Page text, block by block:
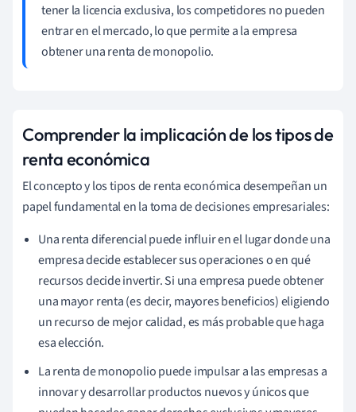
tener la licencia exclusiva, los competidores no pueden
entrar en el mercado, lo que permite a la empresa
obtener una renta de monopolio.
Comprender la implicación de los tipos de
renta económica
El concepto y los tipos de renta económica desempeñan un
papel fundamental en la toma de decisiones empresariales:
Una renta diferencial puede influir en el lugar donde una
empresa decide establecer sus operaciones o en qué
recursos decide invertir. Si una empresa puede obtener
una mayor renta (es decir, mayores beneficios) eligiendo
un recurso de mejor calidad, es más probable que haga
esa elección.
La renta de monopolio puede impulsar a las empresas a
innovar y desarrollar productos nuevos y únicos que